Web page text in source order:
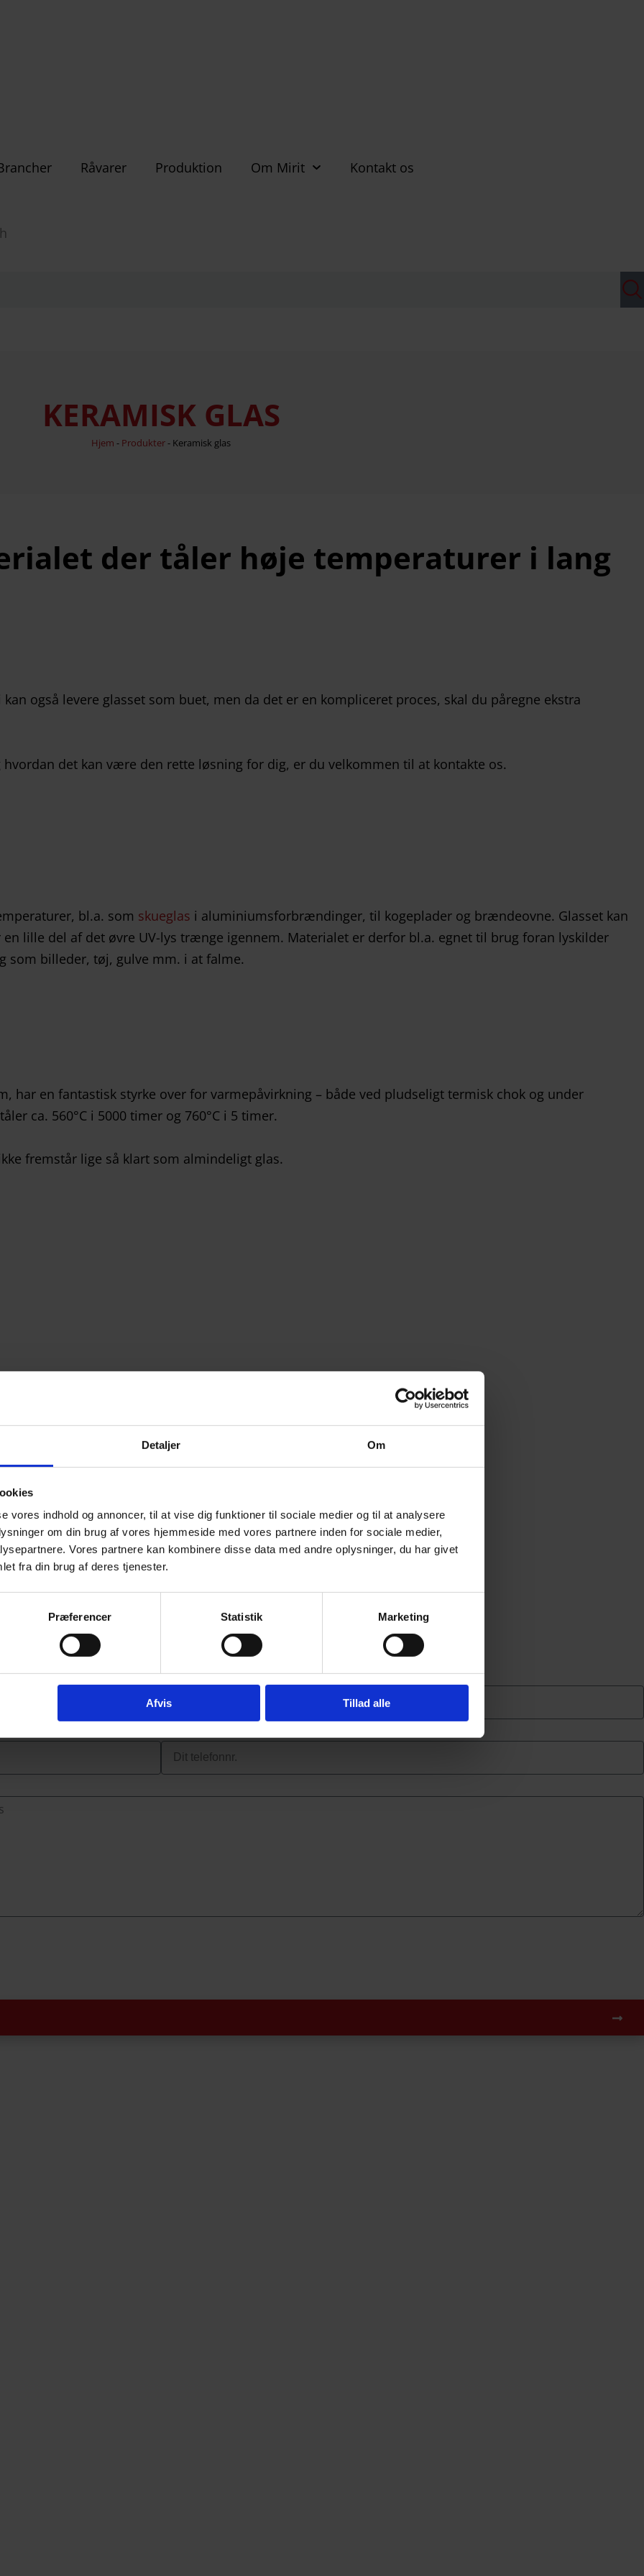
Detaljer Om
vores indhold og annoncer, til at vise dig funktioner til sociale medier og til at analysere
om din brug af vores hjemmeside med vores partnere inden for sociale medier,
Vores partnere kan kombinere disse data med andre oplysninger, du har givet
fra din brug af deres tjenester.
Præferencer Statistik Marketing
Afvis Tillad alle
Råvarer Produktion Om Mirit Kontakt os
KERAMISK GLAS
Hjem - Produkter- Keramisk glas
der tåler høje temperaturer i lang
også levere glasset som buet, men da det er en kompliceret proces, skal du påregne ekstra
det kan være den rette løsning for dig, er du velkommen til at kontakte os.
bl.a. som skueglas i aluminiumsforbrændinger, til kogeplader og brændeovne. Glasset kan
lille del af det øvre UV-lys trænge igennem. Materialet er derfor bl.a. egnet til brug foran lyskilder
som billeder, tøj, gulve mm. i at falme.
har en fantastisk styrke over for varmepåvirkning – både ved pludseligt termisk chok og under
ca. 560°C i 5000 timer og 760°C i 5 timer.
fremstår lige så klart som almindeligt glas.
det er så varmebestandigt. Det kan heller ikke kemisk hærdes.
vi en løsning
på post@mirit.dk.
+45 4494 4449
Firmanavn